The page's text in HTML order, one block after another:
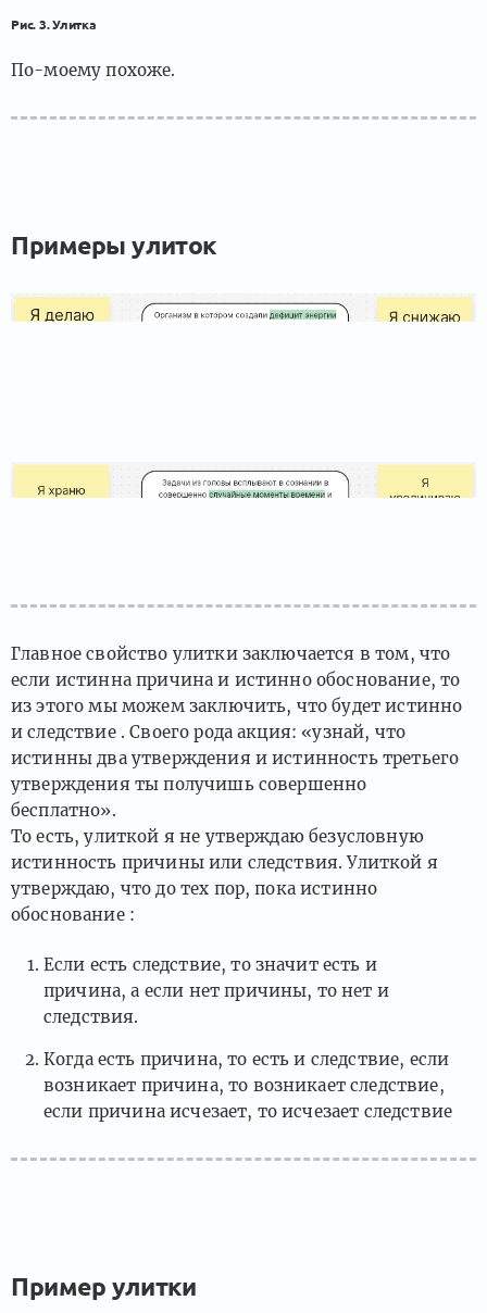
Рис. 3. Улитка
По-моему похоже.
Примеры улиток
Главное свойство улитки заключается в том, что
если истинна причина и истинно обоснование, то
из этого мы можем заключить, что будет истинно
и следствие . Своего рода акция: «узнай, что
истинны два утверждения и истинность третьего
утверждения ты получишь совершенно
бесплатно».
То есть, улиткой я не утверждаю безусловную
истинность причины или следствия. Улиткой я
утверждаю, что до тех пор, пока истинно
обоснование :
Если есть следствие, то значит есть и
причина, а если нет причины, то нет и
следствия.
Когда есть причина, то есть и следствие, если
возникает причина, то возникает следствие,
если причина исчезает, то исчезает следствие
Пример улитки